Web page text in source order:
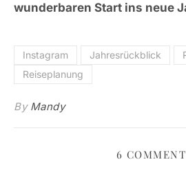
wunderbaren Start ins neue
Instagram Jahresrückblick
Reiseplanung
By Mandy
6